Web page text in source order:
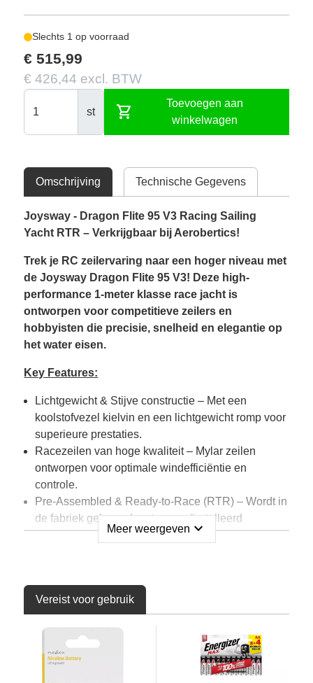
Slechts 1 op voorraad
€ 515,99
€ 426,44 excl. BTW
st shopping_cart
Toevoegen aan
winkelwagen
Omschrijving Technische Gegevens
Joysway - Dragon Flite 95 V3 Racing Sailing
Yacht RTR – Verkrijgbaar bij Aerobertics!
Trek je RC zeilervaring naar een hoger niveau met
de Joysway Dragon Flite 95 V3! Deze high-
performance 1-meter klasse race jacht is
ontworpen voor competitieve zeilers en
hobbyisten die precisie, snelheid en elegantie op
het water eisen.
Key Features:
Lichtgewicht & Stijve constructie – Met een
koolstofvezel kielvin en een lichtgewicht romp voor
superieure prestaties.
Racezeilen van hoge kwaliteit – Mylar zeilen
ontworpen voor optimale windefficiëntie en
controle.
Pre-Assembled & Ready-to-Race (RTR) – Wordt in
de fabriek gebouwd met een geïnstalleerd
servosysteem. Je hoeft alleen maar je eigen
Exceptional Maneuverability – Het gestroomlijnde
ontwerp zorgt voor een responsieve besturing,
Competitive Edge – Perfect voor zowel
wedstrijdzeilers op clubniveau als gewone
Meer weergeven expand_more
Vereist voor gebruik